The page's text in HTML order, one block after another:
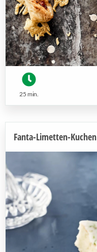
25 min.
Fanta-Limetten-Kuchen